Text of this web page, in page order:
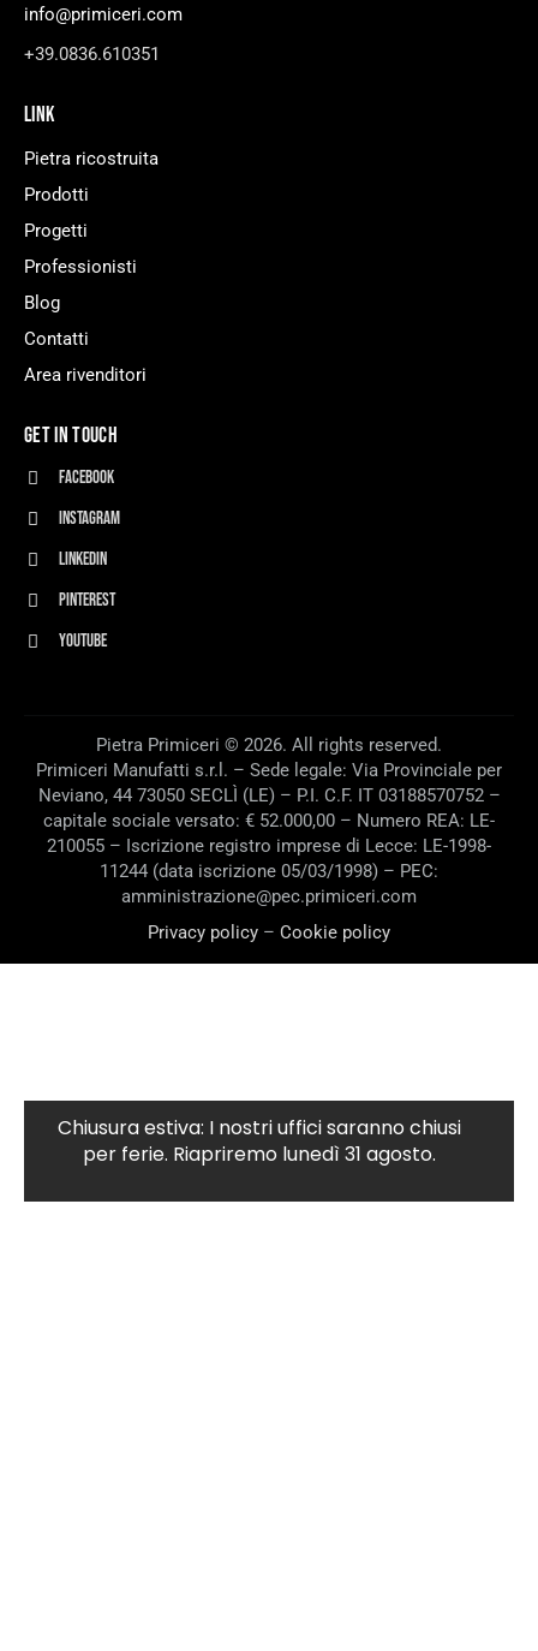
info@primiceri.com
+39.0836.610351
LINK
Pietra ricostruita
Prodotti
Progetti
Professionisti
Blog
Contatti
Area rivenditori
GET IN TOUCH
Facebook
Instagram
Linkedin
Pinterest
Youtube
Pietra Primiceri © 2026. All rights reserved.
Primiceri Manufatti s.r.l. – Sede legale: Via Provinciale per
Neviano, 44 73050 SECLÌ (LE) – P.I. C.F. IT 03188570752 –
capitale sociale versato: € 52.000,00 – Numero REA: LE-
210055 – Iscrizione registro imprese di Lecce: LE-1998-
11244 (data iscrizione 05/03/1998) – PEC:
amministrazione@pec.primiceri.com
Privacy policy – Cookie policy
Chiusura estiva: I nostri uffici saranno chiusi
per ferie. Riapriremo lunedì 31 agosto.